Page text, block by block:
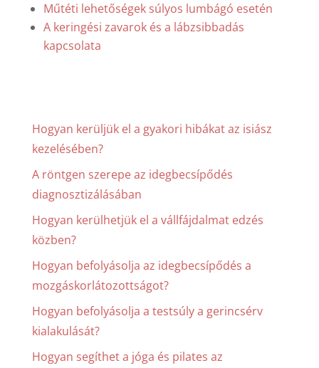
Műtéti lehetőségek súlyos lumbágó esetén
A keringési zavarok és a lábzsibbadás
kapcsolata
Hogyan kerüljük el a gyakori hibákat az isiász
kezelésében?
A röntgen szerepe az idegbecsípődés
diagnosztizálásában
Hogyan kerülhetjük el a vállfájdalmat edzés
közben?
Hogyan befolyásolja az idegbecsípődés a
mozgáskorlátozottságot?
Hogyan befolyásolja a testsúly a gerincsérv
kialakulását?
Hogyan segíthet a jóga és pilates az